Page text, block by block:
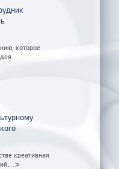
которое
креативная